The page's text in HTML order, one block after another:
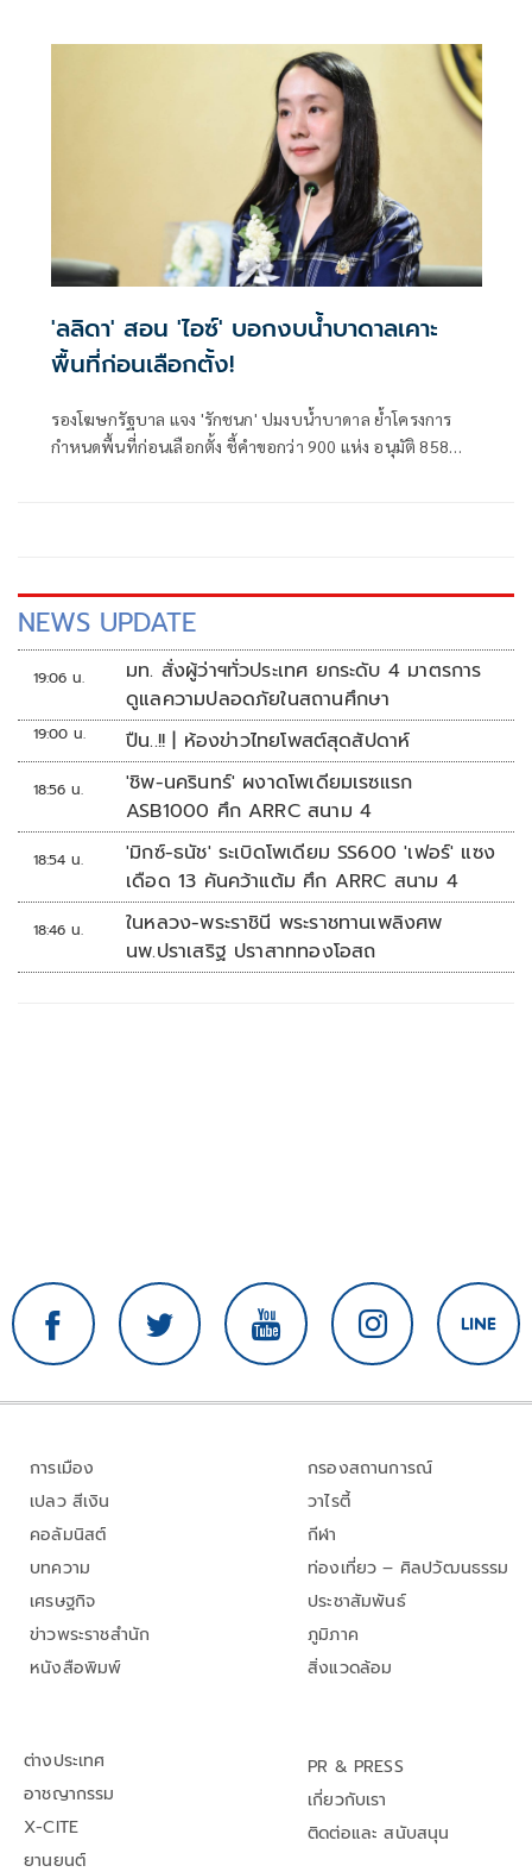
'ลลิดา' สอน 'ไอซ์' บอกงบน้ำบาดาลเคาะ
พื้นที่ก่อนเลือกตั้ง!
รองโฆษกรัฐบาล แจง 'รักชนก' ปมงบน้ำบาดาล ย้ำโครงการ
กำหนดพื้นที่ก่อนเลือกตั้ง ชี้คำขอกว่า 900 แห่ง อนุมัติ 858
NEWS UPDATE
19:06 น.
มท. สั่งผู้ว่าฯทั่วประเทศ ยกระดับ 4 มาตรการ
ดูแลความปลอดภัยในสถานศึกษา
19:00 น. ปืน..!! | ห้องข่าวไทยโพสต์สุดสัปดาห์
18:56 น.
'ชิพ-นครินทร์' ผงาดโพเดียมเรซแรก
ASB1000 ศึก ARRC สนาม 4
18:54 น.
'มิกซ์-ธนัช' ระเบิดโพเดียม SS600 'เฟอร์' แซง
เดือด 13 คันคว้าแต้ม ศึก ARRC สนาม 4
18:46 น.
ในหลวง-พระราชินี พระราชทานเพลิงศพ
นพ.ปราเสริฐ ปราสาททองโอสถ
การเมือง
เปลว สีเงิน
คอลัมนิสต์
บทความ
เศรษฐกิจ
ข่าวพระราชสำนัก
หนังสือพิมพ์
กรองสถานการณ์
วาไรตี้
กีฬา
ท่องเที่ยว – ศิลปวัฒนธรรม
ประชาสัมพันธ์
ภูมิภาค
สิ่งแวดล้อม
ต่างประเทศ
อาชญากรรม
X-CITE
ยานยนต์
PR & PRESS
เกี่ยวกับเรา
ติดต่อและ สนับสนุน